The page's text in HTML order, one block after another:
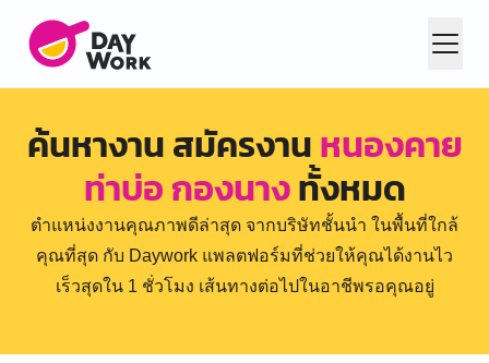
ค้นหางาน สมัครงานหนองคาย
ท่าบ่อ กองนางทั้งหมด
ตำแหน่งงานคุณภาพดีล่าสุด จากบริษัทชั้นนำ ในพื้นที่ใกล้
คุณที่สุด กับ Daywork แพลตฟอร์มที่ช่วยให้คุณได้งานไว
เร็วสุดใน 1 ชั่วโมง เส้นทางต่อไปในอาชีพรอคุณอยู่